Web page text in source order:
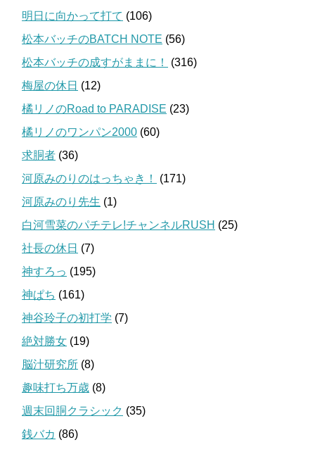
明日に向かって打て (106)
松本バッチのBATCH NOTE (56)
松本バッチの成すがままに！
(316)
梅屋の休日 (12)
橘リノのRoad to PARADISE (23)
橘リノのワンパン2000 (60)
求胴者 (36)
河原みのりのはっちゃき！
(171)
河原みのり先生 (1)
白河雪菜のパチテレ!チャンネルRUSH (25)
社長の休日 (7)
神すろっ (195)
神ぱち (161)
神谷玲子の初打学 (7)
絶対勝女 (19)
脳汁研究所 (8)
趣味打ち万歳 (8)
週末回胴クラシック (35)
銭バカ (86)